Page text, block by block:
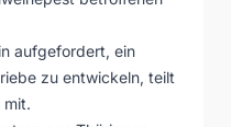
aufgefordert, ein
zu entwickeln, teilt
mit.